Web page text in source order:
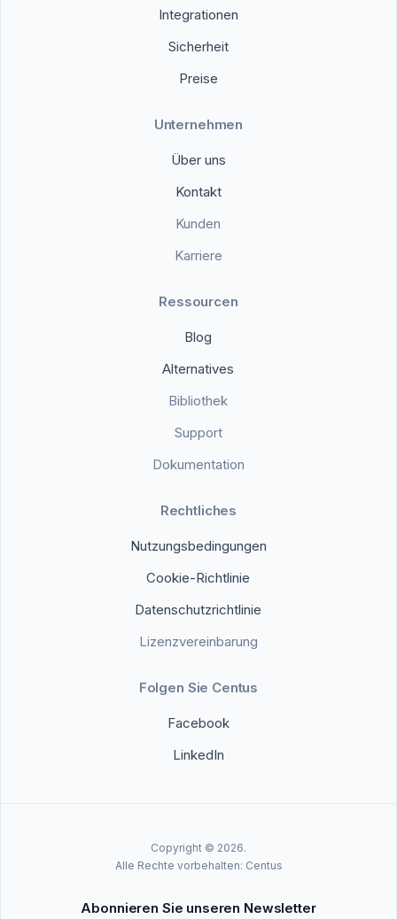
Integrationen
Sicherheit
Preise
Unternehmen
Über uns
Kontakt
Kunden
Karriere
Ressourcen
Blog
Alternatives
Bibliothek
Support
Dokumentation
Rechtliches
Nutzungsbedingungen
Cookie-Richtlinie
Datenschutzrichtlinie
Lizenzvereinbarung
Folgen Sie Centus
Facebook
LinkedIn
Copyright © 2026.
Alle Rechte vorbehalten: Centus
Abonnieren Sie unseren Newsletter